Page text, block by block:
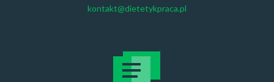
kontakt@dietetykpraca.pl